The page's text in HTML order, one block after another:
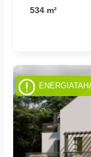
534 m²